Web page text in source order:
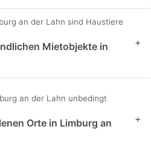
an der Lahn sind Haustiere
Mietobjekte in
+
an der Lahn unbedingt
Orte in Limburg an
+